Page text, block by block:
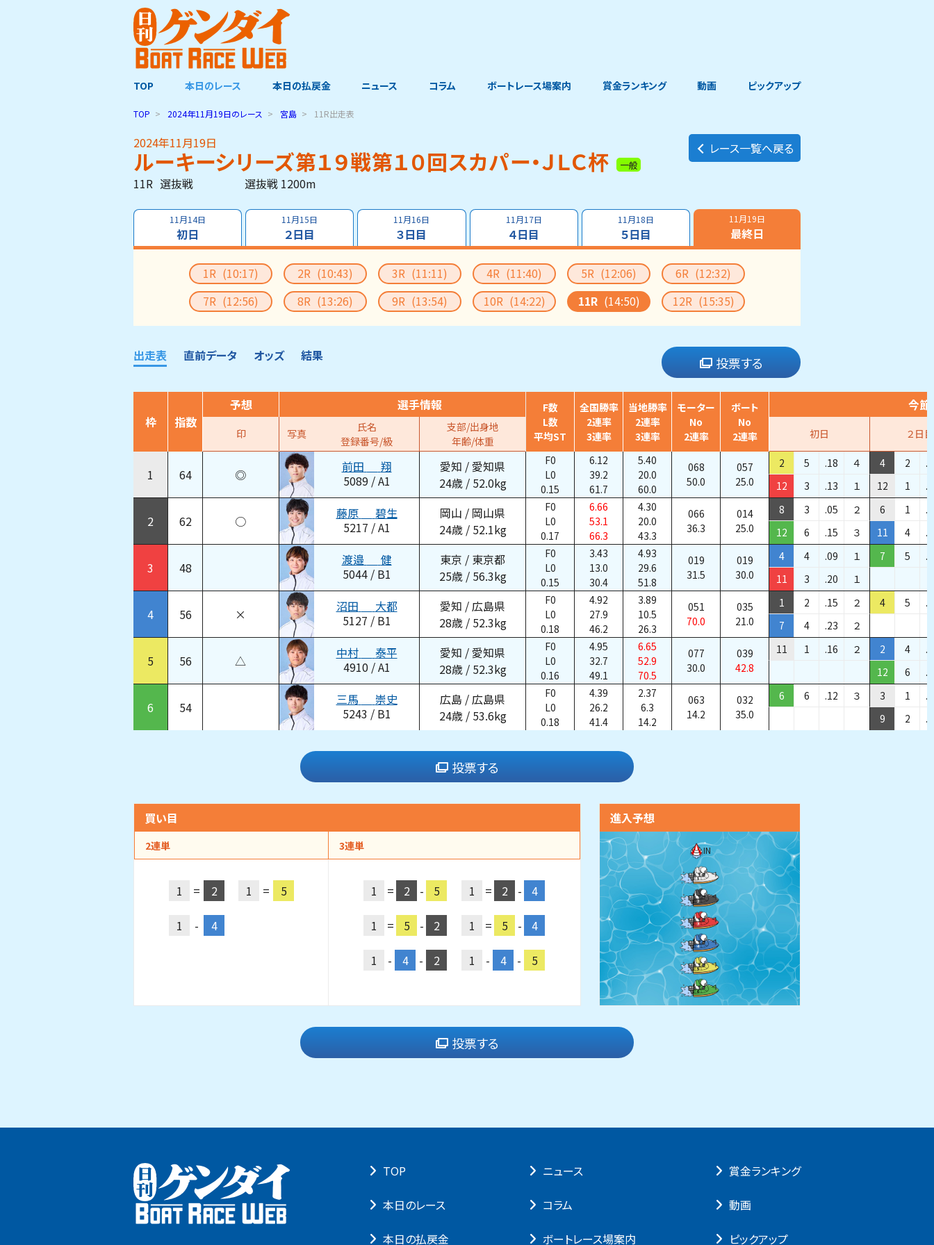
TOP 本日のレース 本日の払戻金 ニュース コラム ボートレース場案内 賞金ランキング 動画 ピックアップ
TOP 2024年11月19日のレース 宮島 11R出走表
2024年11月19日
ルーキーシリーズ第１９戦第１０回スカパー・ＪＬＣ杯 一般
11R 選抜戦 選抜戦 1200m
レース一覧へ戻る
11月14日
初日
11月15日
２日目
11月16日
３日目
11月17日
４日目
11月18日
５日目
11月19日
最終日
1R (10:17) 2R (10:43) 3R (11:11) 4R (11:40) 5R (12:06) 6R (12:32)
7R (12:56) 8R (13:26) 9R (13:54) 10R (14:22) 11R (14:50) 12R (15:35)
出走表 直前データ オッズ 結果 投票する
枠 指数
予想
印 写真
選手情報
氏名
登録番号/級
支部/出身地
年齢/体重
F数
L数
平均ST
全国勝率
2連率
3連率
当地勝率
2連率
3連率
モーター
No
2連率
ボート
No
2連率
今節
初日 ２日目
1 64 ◎
前田
翔
5089 /A1
愛知 / 愛知県
24歳 / 52.0kg
F0
L0
0.15
6.12
39.2
61.7
5.40
20.0
60.0
068
50.0
057
25.0
2 5 .18
４
12
3 .13 １
4 2
12
1
2 62 ○
藤原
碧生
5217 /A1
岡山 / 岡山県
24歳 / 52.1kg
F0
L0
0.17
6.66
53.1
66.3
4.30
20.0
43.3
066
36.3
014
25.0
8 3 .05
２
12
6 .15 ３
6 1
11
4
3 48
渡邉
健
5044 / B1
東京 / 東京都
25歳 / 56.3kg
F0
L0
0.15
3.43
13.0
30.4
4.93
29.6
51.8
019
31.5
019
30.0
4 4 .09
１
11
3 .20 １
7 5
4 56 ×
沼田
大都
5127 / B1
愛知 /広島県
28歳 / 52.3kg
F0
L0
0.18
4.92
27.9
46.2
3.89
10.5
26.3
051
70.0
035
21.0
1 2 .15
２
7
4 .23 ２
4 5
5 56 △
中村
泰平
4910 /A1
愛知 / 愛知県
28歳 / 52.3kg
F0
L0
0.16
4.95
32.7
49.1
6.65
52.9
70.5
077
30.0
039
42.8
11 1 .16 ２ 2 4
12
6
6 54
三馬
崇史
5243 / B1
広島 /広島県
24歳 / 53.6kg
F0
L0
0.18
4.39
26.2
41.4
2.37
6.3
14.2
063
14.2
032
35.0
6 6 .12 ３ 3 1
9
2
投票する
買い目
2連単
1 = 2 1 = 5
1 - 4
3連単
1 = 2 - 5 1 = 2 - 4
1 = 5 - 2 1 = 5 - 4
1 - 4 - 2 1 - 4 - 5
進入予想
IN
投票する
TOP
本⽇のレース
本⽇の払戻⾦
ニュース
コラム
ボートレース場案内
賞⾦ランキング
動画
ピックアップ